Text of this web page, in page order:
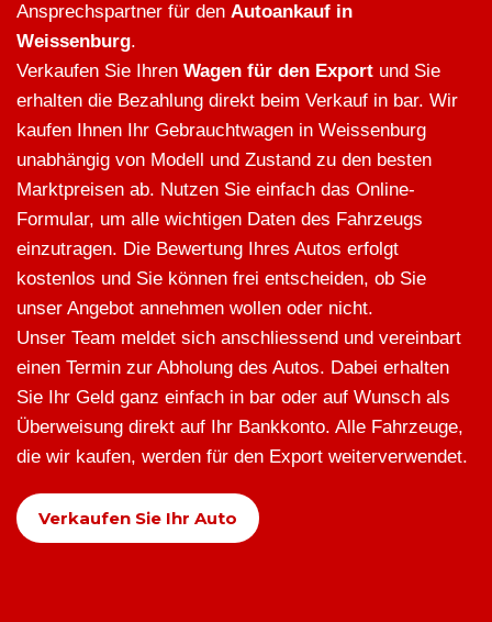
Ansprechspartner für den Autoankauf in
Weissenburg.
Verkaufen Sie Ihren Wagen für den Export und Sie
erhalten die Bezahlung direkt beim Verkauf in bar. Wir
kaufen Ihnen Ihr Gebrauchtwagen in Weissenburg
unabhängig von Modell und Zustand zu den besten
Marktpreisen ab. Nutzen Sie einfach das Online-
Formular, um alle wichtigen Daten des Fahrzeugs
einzutragen. Die Bewertung Ihres Autos erfolgt
kostenlos und Sie können frei entscheiden, ob Sie
unser Angebot annehmen wollen oder nicht.
Unser Team meldet sich anschliessend und vereinbart
einen Termin zur Abholung des Autos. Dabei erhalten
Sie Ihr Geld ganz einfach in bar oder auf Wunsch als
Überweisung direkt auf Ihr Bankkonto. Alle Fahrzeuge,
die wir kaufen, werden für den Export weiterverwendet.
Verkaufen Sie Ihr Auto